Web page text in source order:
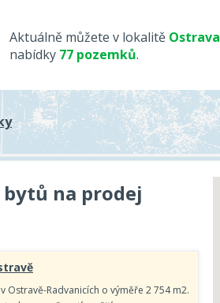
Aktuálně můžete v lokalitě Ostrava
nabídky 77 pozemků.
na prodej
Radvanicích o výměře 2 754 m2.